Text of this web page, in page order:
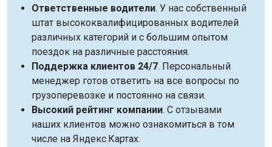
Ответственные водители. У нас собственный
штат высококвалифицированных водителей
различных категорий и с большим опытом
поездок на различные расстояния.
Поддержка клиентов 24/7. Персональный
менеджер готов ответить на все вопросы по
грузоперевозке и постоянно на связи.
Высокий рейтинг компании. С отзывами
наших клиентов можно ознакомиться в том
числе на Яндекс.Картах.